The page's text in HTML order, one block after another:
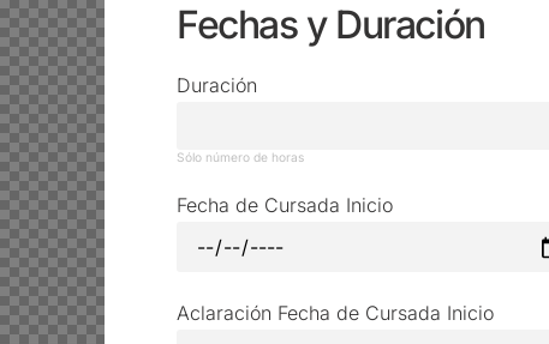
Fechas y Duración
Duración
Sólo número de horas
Fecha de Cursada Inicio
Aclaración Fecha de Cursada Inicio